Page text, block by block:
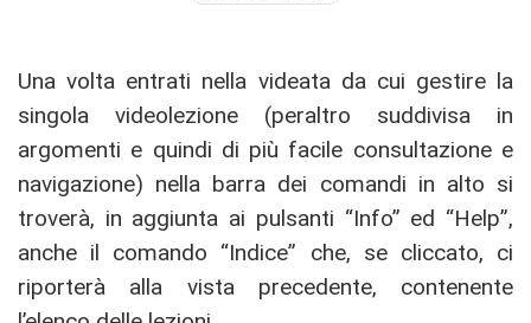
Una volta entrati nella videata da cui gestire la
singola videolezione (peraltro suddivisa in
argomenti e quindi di più facile consultazione e
navigazione) nella barra dei comandi in alto si
troverà, in aggiunta ai pulsanti “Info” ed “Help”,
anche il comando “Indice” che, se cliccato, ci
riporterà alla vista precedente, contenente